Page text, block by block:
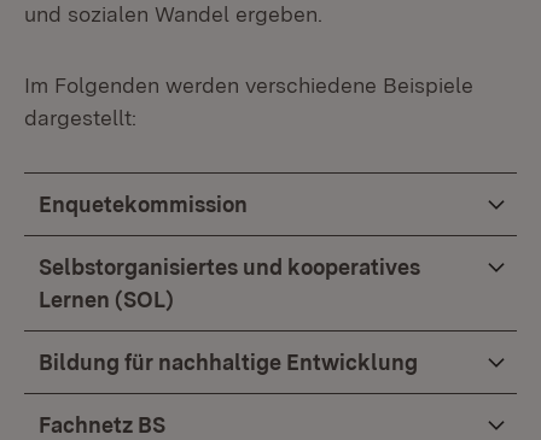
und sozialen Wandel ergeben.
Im Folgenden werden verschiedene Beispiele
dargestellt:
Enquetekommission
Selbstorganisiertes und kooperatives
Lernen (SOL)
Bildung für nachhaltige Entwicklung
Fachnetz BS